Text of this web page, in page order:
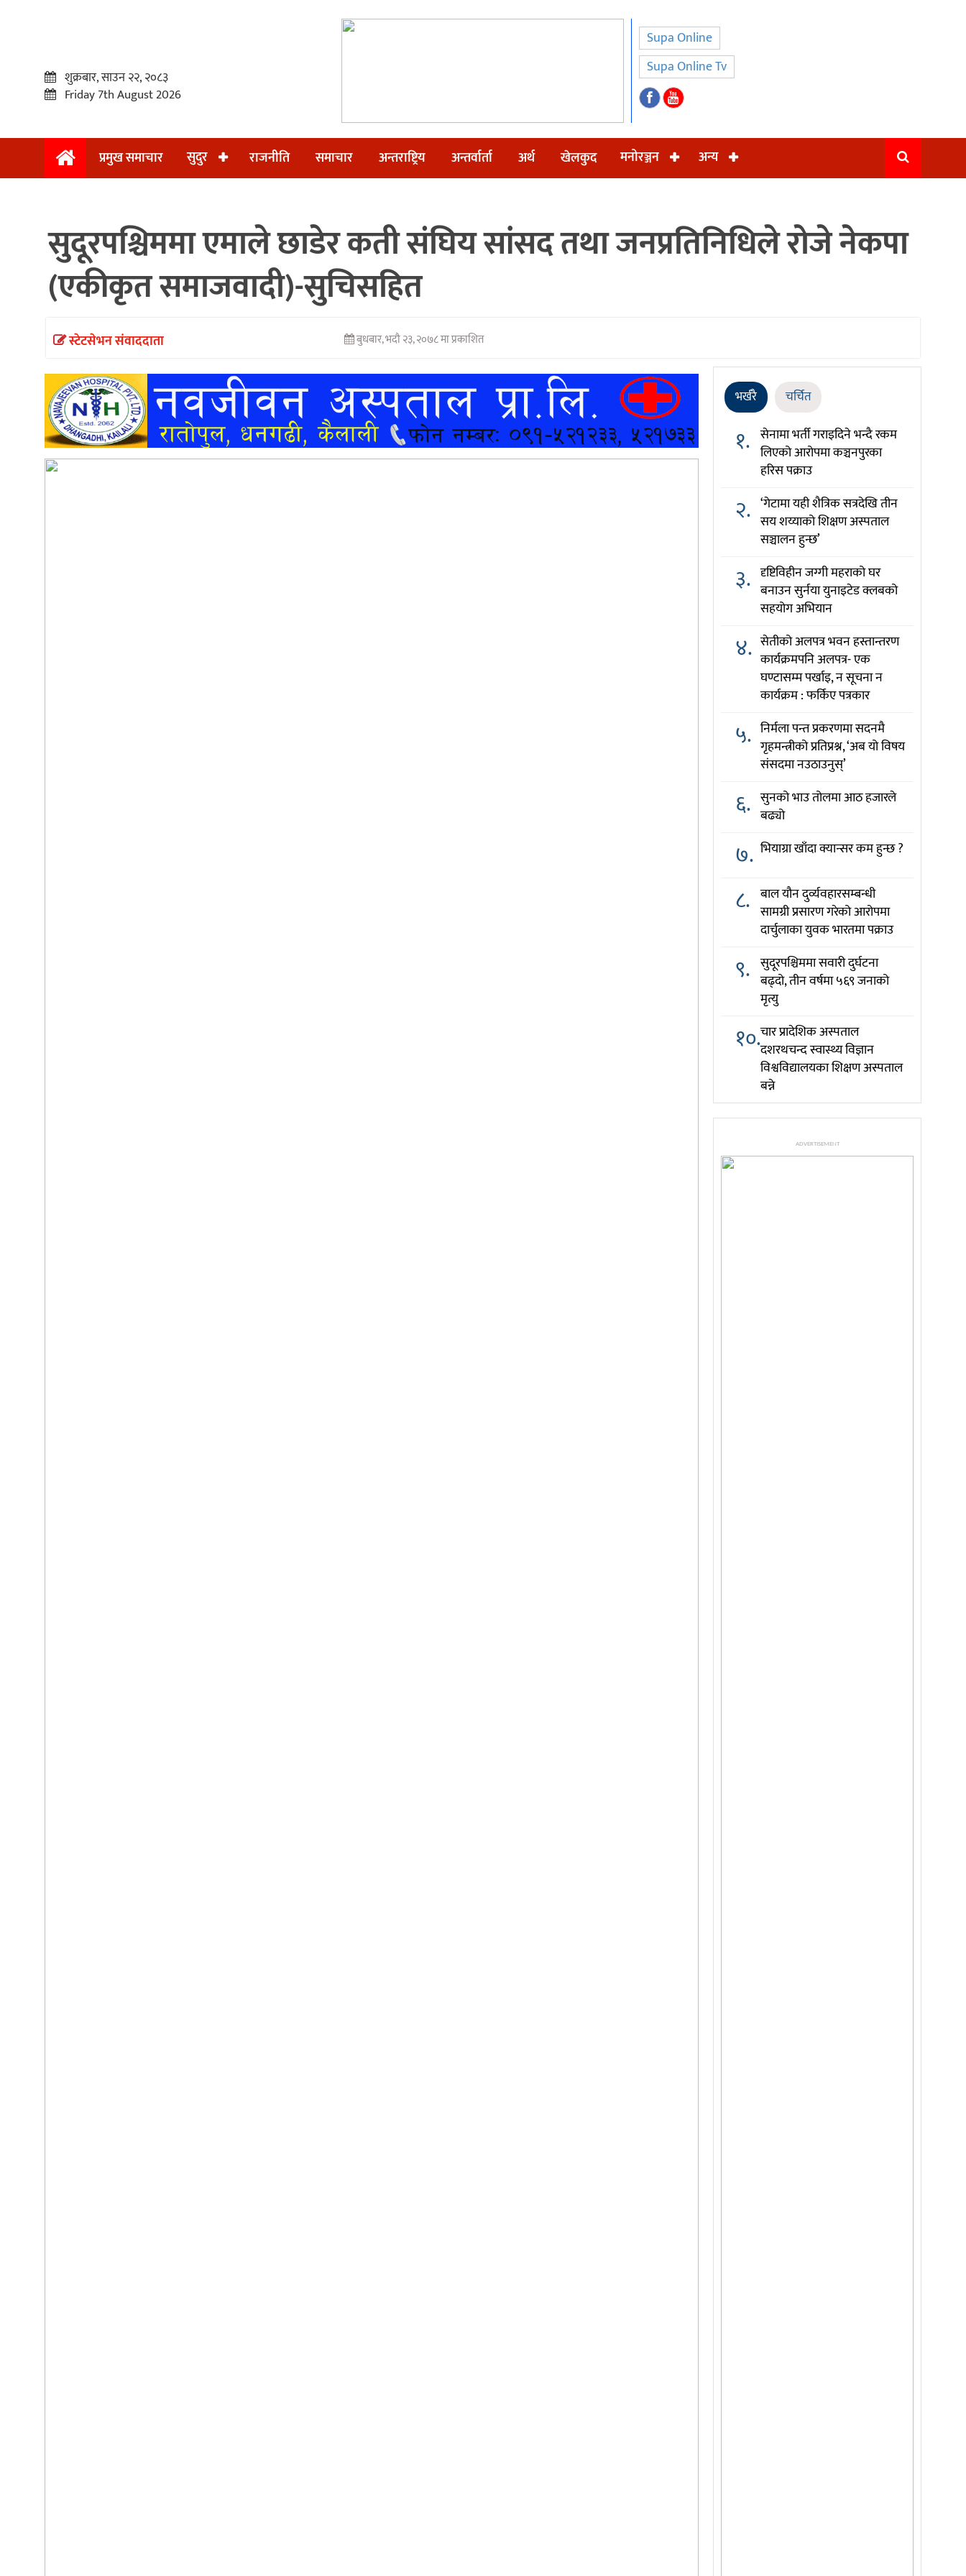
प्रमुख
राजनीति
समाचार
अन्तर्वार्ता
खेलकुद
मनोरञ्जन
शुक्रबार, साउन २२, २०८३
Friday 7th August 2026
Supa Online
Supa Online Tv
प्रमुख समाचार सुदुर राजनीति समाचार अन्तराष्ट्रिय अन्तर्वार्ता अर्थ खेलकुद मनोरञ्जन अन्य
सुदूरपश्चिममा एमाले छाडेर कती संघिय सांसद तथा जनप्रतिनिधिले रोजे नेकपा
(एकीकृत समाजवादी)-सुचिसहित
स्टेटसेभन संवाददाता बुधबार, भदौ २३, २०७८ मा प्रकाशित
भर्खरै चर्चित
१. सेनामा भर्ती गराइदिने भन्दै रकम
लिएको आरोपमा कञ्चनपुरका
हरिस पक्राउ
२. ‘गेटामा यही शैत्रिक सत्रदेखि तीन
सय शय्याको शिक्षण अस्पताल
सञ्चालन हुन्छ’
३. दृष्टिविहीन जग्गी महराको घर
बनाउन सुर्नया युनाइटेड क्लबको
सहयोग अभियान
४. सेतीको अलपत्र भवन हस्तान्तरण
कार्यक्रमपनि अलपत्र- एक
घण्टासम्म पर्खाइ, न सूचना न
कार्यक्रम : फर्किए पत्रकार
५. निर्मला पन्त प्रकरणमा सदनमै
गृहमन्त्रीको प्रतिप्रश्न, ‘अब यो विषय
संसदमा नउठाउनुस्’
६. सुनको भाउ तोलमा आठ हजारले
बढ्यो
७. भियाग्रा खाँदा क्यान्सर कम हुन्छ ?
८. बाल यौन दुर्व्यवहारसम्बन्धी
सामग्री प्रसारण गरेको आरोपमा
दार्चुलाका युवक भारतमा पक्राउ
९. सुदूरपश्चिममा सवारी दुर्घटना
बढ्दो, तीन वर्षमा ५६९ जनाको
मृत्यु
१०.चार प्रादेशिक अस्पताल
दशरथचन्द स्वास्थ्य विज्ञान
विश्वविद्यालयका शिक्षण अस्पताल
बन्ने
ADVERTISEMENT